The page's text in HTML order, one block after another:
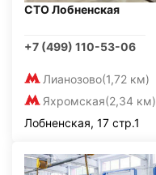
СТО Лобненская
+7 (499) 110-53-06
Лианозово(1,72 км)
Яхромская(2,34 км)
Лобненская, 17 стр.1